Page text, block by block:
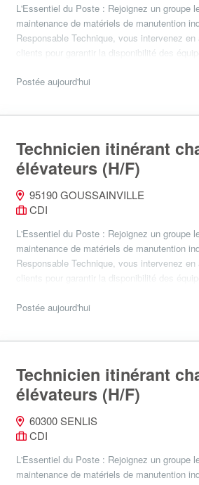
L'Essentiel du Poste : Rejoignez un groupe
maintenance de matériels de manutention
Responsable Technique, vous intervenez
clients pour garantir la disponibilité des
Postée aujourd'hui
Technicien itinérant
élévateurs (H/F)
95190 GOUSSAINVILLE
CDI
L'Essentiel du Poste : Rejoignez un groupe
maintenance de matériels de manutention
Responsable Technique, vous intervenez
clients pour garantir la disponibilité des
Postée aujourd'hui
Technicien itinérant
élévateurs (H/F)
60300 SENLIS
CDI
L'Essentiel du Poste : Rejoignez un groupe
maintenance de matériels de manutention